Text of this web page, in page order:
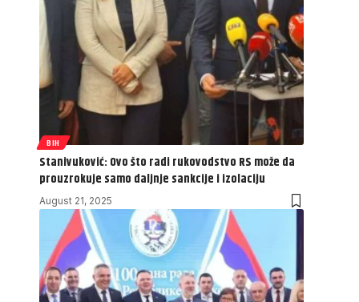
BIH
Stanivuković: Ovo što radi rukovodstvo RS može da
prouzrokuje samo daljnje sankcije i izolaciju
August 21, 2025